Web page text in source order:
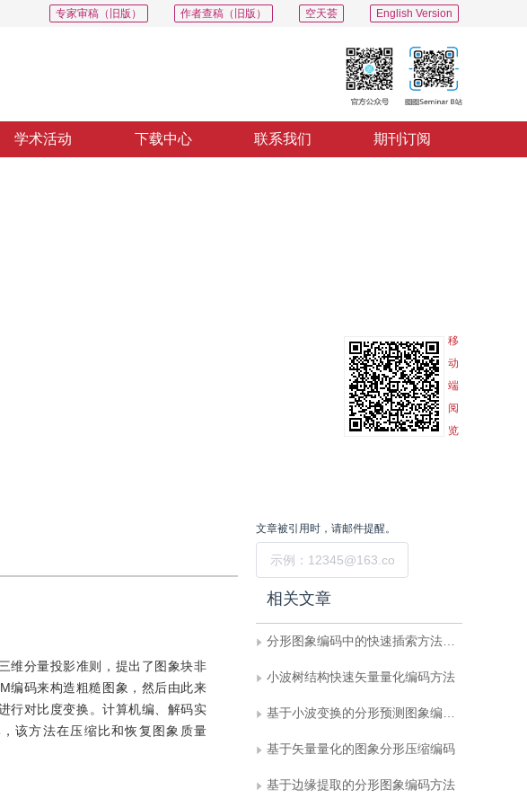
English Version
空天荟
作者查稿（旧版）
专家审稿（旧版）
学术活动 下载中心 联系我们 期刊订阅
移
动
端
阅
览
维分量投影准则，提出了图象块非
编码来构造粗糙图象，然后由此来
行对比度变换。计算机编、解码实
该方法在压缩比和恢复图象质量
文章被引用时，请邮件提醒。
相关文章
分形图象编码中的快速插索方法研究
小波树结构快速矢量量化编码方法
基于小波变换的分形预测图象编码方法
基于矢量量化的图象分形压缩编码
基于边缘提取的分形图象编码方法